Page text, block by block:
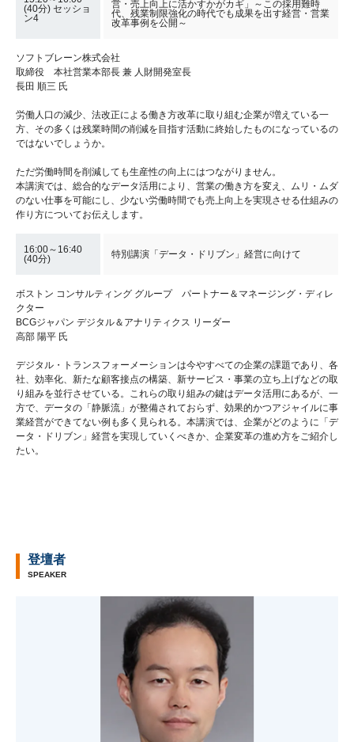
(40分) セッショ
ン4
営・売上向上に活かすかがカギ」～この採用難時
代、残業制限強化の時代でも成果を出す経営・営業
改革事例を公開～
ソフトブレーン株式会社
取締役 本社営業本部長 兼 人財開発室長
長田 順三 氏
労働人口の減少、法改正による働き方改革に取り組む企業が増えている一
方、その多くは残業時間の削減を目指す活動に終始したものになっているの
ではないでしょうか。
ただ労働時間を削減しても生産性の向上にはつながりません。
本講演では、総合的なデータ活用により、営業の働き方を変え、ムリ・ムダ
のない仕事を可能にし、少ない労働時間でも売上向上を実現させる仕組みの
作り方についてお伝えします。
16:00～16:40
(40分)
特別講演「データ・ドリブン」経営に向けて
ボストン コンサルティング グループ パートナー＆マネージング・ディレ
クター
BCGジャパン デジタル＆アナリティクス リーダー
高部 陽平 氏
デジタル・トランスフォーメーションは今やすべての企業の課題であり、各
社、効率化、新たな顧客接点の構築、新サービス・事業の立ち上げなどの取
り組みを並行させている。これらの取り組みの鍵はデータ活用にあるが、一
方で、データの「静脈流」が整備されておらず、効果的かつアジャイルに事
業経営ができてない例も多く見られる。本講演では、企業がどのように「デ
ータ・ドリブン」経営を実現していくべきか、企業変革の進め方をご紹介し
たい。
登壇者
SPEAKER